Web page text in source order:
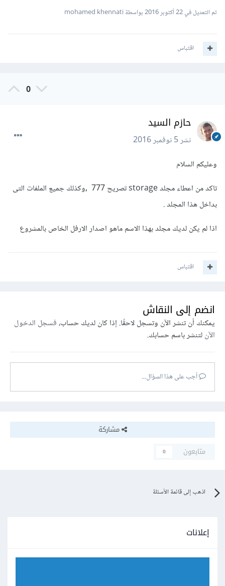
تم التعديل في22 أكتوبر 2016 بواسطة mohamed khennati
اقتباس
0
حازم السيد
نشر5 نوفمبر 2016
وعليكم السلام
تاكد من اعطاء مجلد storage تصريح 777 ,وكذلك جميع الملفات التى
بداخل هذا المجلد .
اذا لم يكن لديك مجلد بهذا الاسم ماهو اصدار الارفل الخاص بالمشروع
اقتباس
انضم إلى النقاش
يمكنك أن تنشر الآن وتسجل لاحقًا. إذا كان لديك حساب،فسجل الدخول
الآنلتنشر باسم حسابك.
أجب على هذا السؤال...
مشاركة
متابعون
0
اذهب إلى قائمة الأسئلة
إعلانات